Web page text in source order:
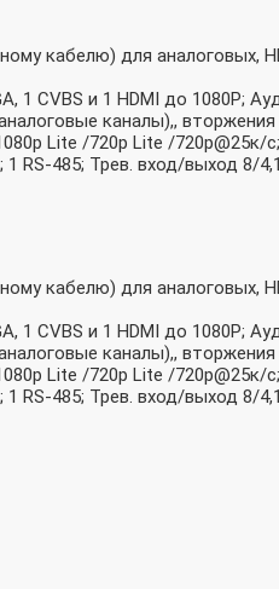
кабелю) для аналоговых,
1 CVBS и 1 HDMI до 1080Р;
каналы),,
Lite /720p Lite /720p@25к/
485; Трев. вход/выход 8/
кабелю) для аналоговых,
1 CVBS и 1 HDMI до 1080Р;
каналы),,
Lite /720p Lite /720p@25к/
485; Трев. вход/выход 8/